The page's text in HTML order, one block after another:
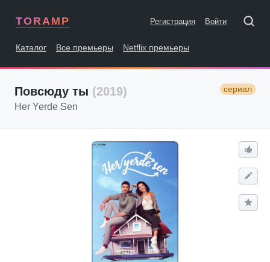
TORAMP Регистрация Войти
Каталог Все премьеры Netflix премьеры
Повсюду ты (2019) сериал
Her Yerde Sen